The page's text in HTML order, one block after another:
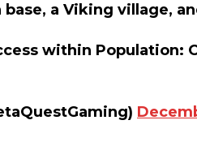
a Viking village,
within Population: